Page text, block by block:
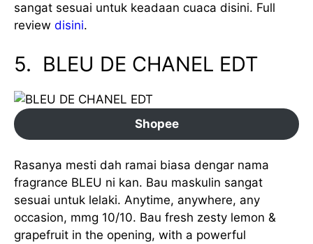
sangat sesuai untuk keadaan cuaca disini. Full
review disini.
5. BLEU DE CHANEL EDT
Shopee
Rasanya mesti dah ramai biasa dengar nama
fragrance BLEU ni kan. Bau maskulin sangat
sesuai untuk lelaki. Anytime, anywhere, any
occasion, mmg 10/10. Bau fresh zesty lemon &
grapefruit in the opening, with a powerful